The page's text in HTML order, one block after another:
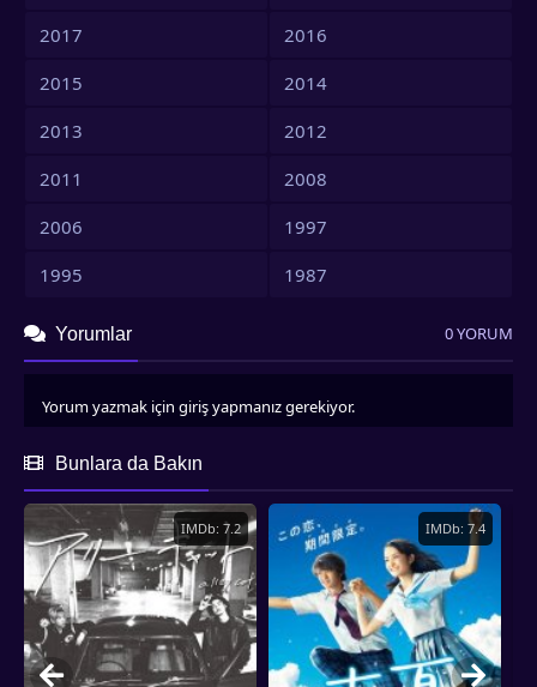
2017
2016
2015
2014
2013
2012
2011
2008
2006
1997
1995
1987
Yorumlar 0 YORUM
Yorum yazmak için giriş yapmanız gerekiyor.
Bunlara da Bakın
IMDb: 7.2 IMDb: 7.4